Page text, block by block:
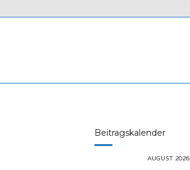
Beitragskalender
AUGUST 2026